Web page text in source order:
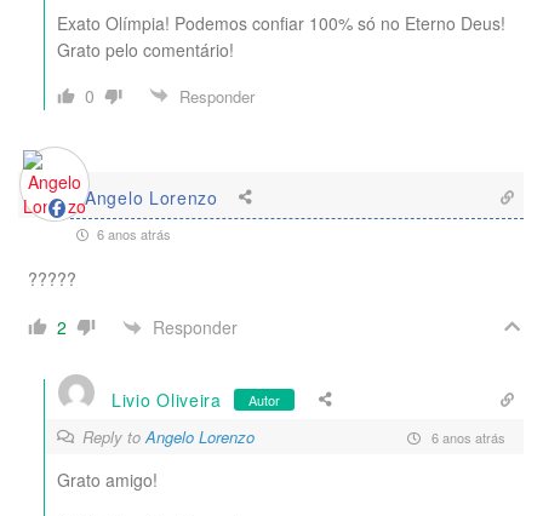
Exato Olímpia! Podemos confiar 100% só no Eterno Deus!
Grato pelo comentário!
0
Responder
Angelo Lorenzo
6 anos atrás
?????
2
Responder
Livio Oliveira Autor
Reply toAngelo Lorenzo 6 anos atrás
Grato amigo!